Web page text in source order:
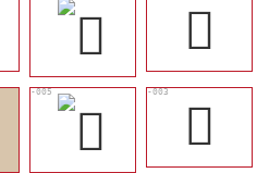
𪌕
𪍉